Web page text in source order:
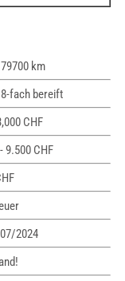
km
8-fach bereift
CHF
9.500 CHF
2024